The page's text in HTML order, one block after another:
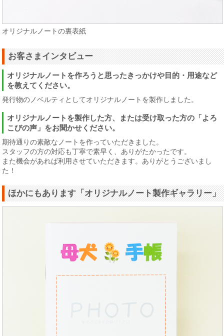
オリジナルノートの裏表紙
お客さまインタビュー
オリジナルノートを作ろうと思ったきっかけや目的・用途など
を教えてください。
発行物のノベルティとしてオリジナルノートを製作しました。
オリジナルノートを製作した方、または受け取った方の「よろ
こびの声」をお聞かせください。
期待通りの素敵なノートを作っていただきました。
スタッフの方の対応も丁寧で素早く、ありがたかったです。
また機会があれば利用させていただきます。ありがとうございまし
た！
ほかにもあります「オリジナルノート製作ギャラリー」